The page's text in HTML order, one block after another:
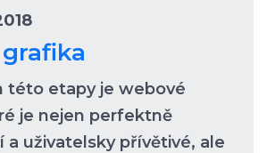
této etapy je webové
je nejen perfektně
a uživatelsky přívětivé, ale